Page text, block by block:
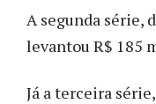
A segunda série,
levantou R$ 185
Já a terceira